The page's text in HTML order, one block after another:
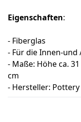
Eigenschaften:
- Fiberglas
- Für die Innen-
- Maße: Höhe ca.
cm
- Hersteller: Pottery